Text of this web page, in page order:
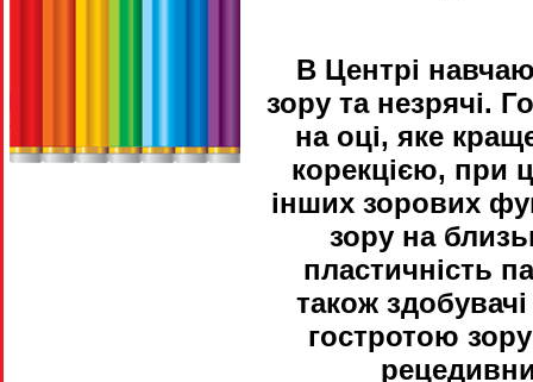
В Центрі
зору та незрячі.
на оці, яке
корекцією, при
інших зорових
зору на
пластичність
також
гостротою